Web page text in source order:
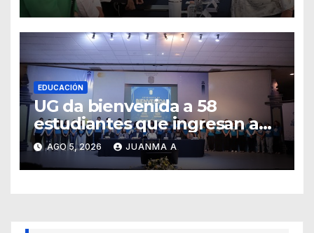
EDUCACIÓN
UG da bienvenida a 58
estudiantes que ingresan a
través de los programas de
equidad
AGO 5, 2026 JUANMA A